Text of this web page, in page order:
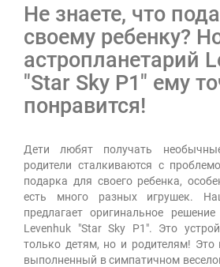
Не знаете, что
своему ребенку?
астропланетарий
"Star Sky P1" ему
понравится!
Дети любят получать
родители сталкиваются с
подарка для своего ребенка,
есть много разных игрушек.
предлагает оригинальное
Levenhuk "Star Sky P1". Это
только детям, но и родителям! Это
выполненный в симпатичном